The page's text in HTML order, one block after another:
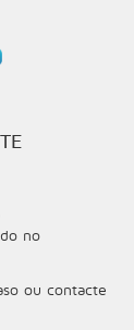
no
ou contacte